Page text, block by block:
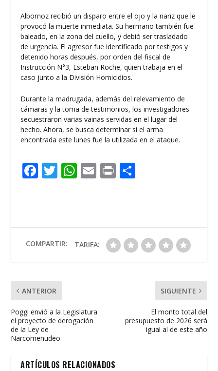
Albornoz recibió un disparo entre el ojo y la nariz que le
provocó la muerte inmediata. Su hermano también fue
baleado, en la zona del cuello, y debió ser trasladado
de urgencia. El agresor fue identificado por testigos y
detenido horas después, por orden del fiscal de
Instrucción N°3, Esteban Roche, quien trabaja en el
caso junto a la División Homicidios.
Durante la madrugada, además del relevamiento de
cámaras y la toma de testimonios, los investigadores
secuestraron varias vainas servidas en el lugar del
hecho. Ahora, se busca determinar si el arma
encontrada este lunes fue la utilizada en el ataque.
F
o
o
T W
A
p
E Pr
ar
ti
COMPARTIR: TARIFA:
ANTERIOR
Poggi envió a la Legislatura
el proyecto de derogación
de la Ley de
Narcomenudeo
SIGUIENTE
El monto total del
presupuesto de 2026 será
igual al de este año
ARTÍCULOS RELACIONADOS